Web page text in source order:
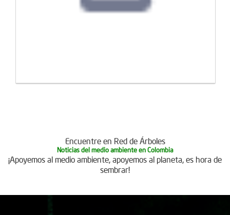
Encuentre en Red de Árboles
Noticias del medio ambiente en Colombia
¡Apoyemos al medio ambiente, apoyemos al planeta, es hora de
sembrar!